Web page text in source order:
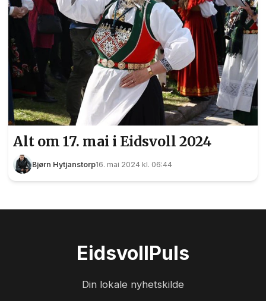
Alt om 17. mai i Eidsvoll 2024
Bjørn Hytjanstorp16. mai 2024 kl. 06:44
EidsvollPuls
Din lokale nyhetskilde